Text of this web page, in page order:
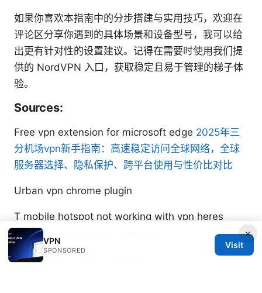
如果你喜欢本指南中的分步搭建与实用技巧，欢迎在
评论区分享你遇到的具体场景和设备型号，我可以给
出更有针对性的设置建议。记得在需要时使用我们提
供的 NordVPN 入口，获取稳定且易于管理的梯子体
验。
Sources:
Free vpn extension for microsoft edge 2025年三
分机场vpn新手指南：高速稳定访问全球网络，全球
服务器选择、隐私保护、跨平台使用与性价比对比
Urban vpn chrome plugin
T mobile hotspot not working with vpn heres
whats really going on and how to fix it
Edgerouter x site to site vpn
×
VPN
SPONSORED
Visit